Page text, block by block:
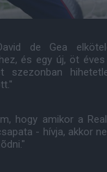
de Gea
és egy új, öt
hogy amikor a
- hívja, akkor